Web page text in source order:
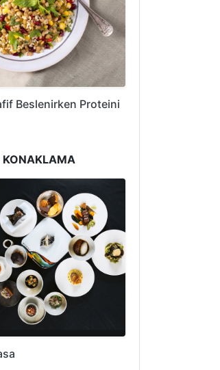
Beslenirken Proteini